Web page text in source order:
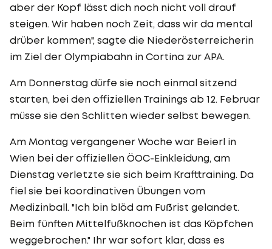
aber der Kopf lässt dich noch nicht voll drauf
steigen. Wir haben noch Zeit, dass wir da mental
drüber kommen", sagte die Niederösterreicherin
im Ziel der Olympiabahn in Cortina zur APA.
Am Donnerstag dürfe sie noch einmal sitzend
starten, bei den offiziellen Trainings ab 12. Februar
müsse sie den Schlitten wieder selbst bewegen.
Am Montag vergangener Woche war Beierl in
Wien bei der offiziellen ÖOC-Einkleidung, am
Dienstag verletzte sie sich beim Krafttraining. Da
fiel sie bei koordinativen Übungen vom
Medizinball. "Ich bin blöd am Fußrist gelandet.
Beim fünften Mittelfußknochen ist das Köpfchen
weggebrochen." Ihr war sofort klar, dass es